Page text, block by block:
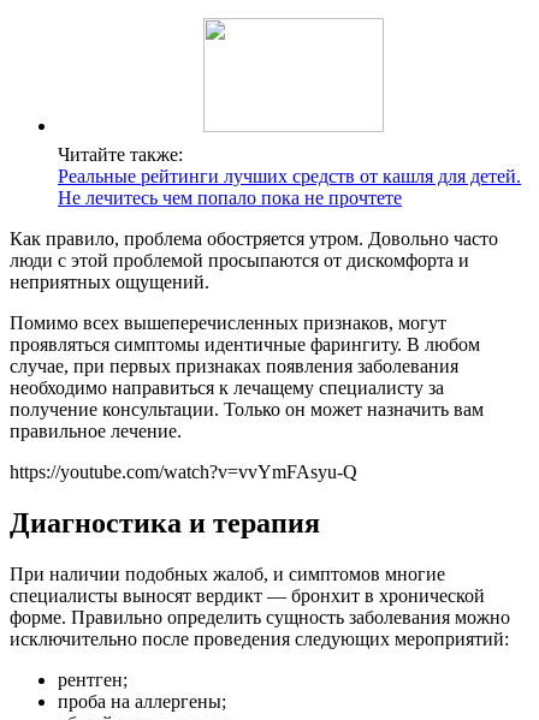
Читайте также:
Реальные рейтинги лучших средств от кашля для детей.
Не лечитесь чем попало пока не прочтете
Как правило, проблема обостряется утром. Довольно часто
люди с этой проблемой просыпаются от дискомфорта и
неприятных ощущений.
Помимо всех вышеперечисленных признаков, могут
проявляться симптомы идентичные фарингиту. В любом
случае, при первых признаках появления заболевания
необходимо направиться к лечащему специалисту за
получение консультации. Только он может назначить вам
правильное лечение.
https://youtube.com/watch?v=vvYmFAsyu-Q
Диагностика и терапия
При наличии подобных жалоб, и симптомов многие
специалисты выносят вердикт — бронхит в хронической
форме. Правильно определить сущность заболевания можно
исключительно после проведения следующих мероприятий:
рентген;
проба на аллергены;